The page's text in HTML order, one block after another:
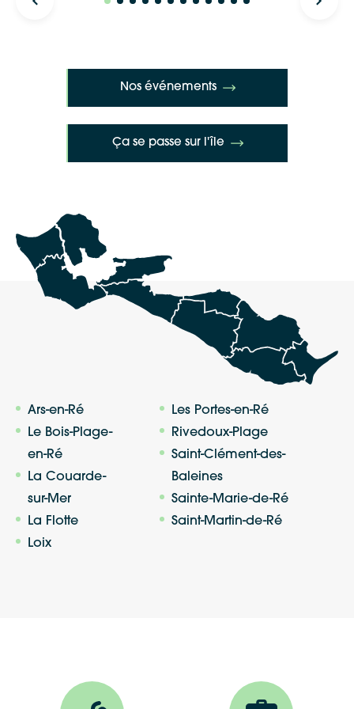
Nos événements
Ça se passe sur l'île
Ars-en-Ré
Le Bois-Plage-
en-Ré
La Couarde-
sur-Mer
La Flotte
Loix
Les Portes-en-Ré
Rivedoux-Plage
Saint-Clément-des-
Baleines
Sainte-Marie-de-Ré
Saint-Martin-de-Ré